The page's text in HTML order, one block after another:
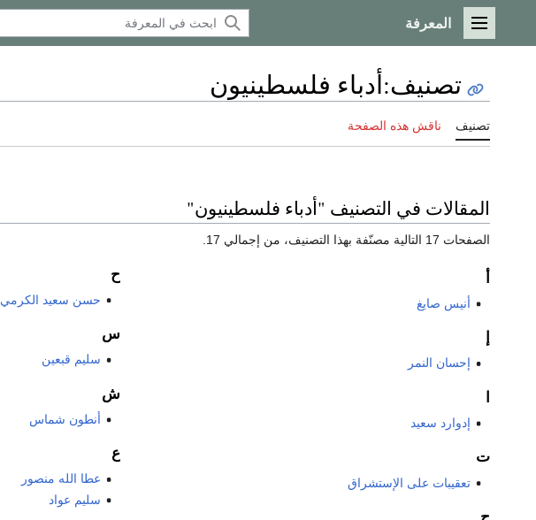
القائمة الرئيسية
المعرفة
تصنيف:أدباء فلسطينيون
تصنيف ناقش هذه الصفحة
المقالات في التصنيف "أدباء فلسطينيون"
الصفحات 17 التالية مصنّفة بهذا التصنيف، من إجمالي 17.
أنيس صايغ
إ
إحسان النمر
إدوارد سعيد
ت
تعقيبات على الإستشراق
ح
حسن سعيد الكرمي
س
سليم قبعين
ش
أنطون شماس
ع
عطا الله منصور
سليم عواد